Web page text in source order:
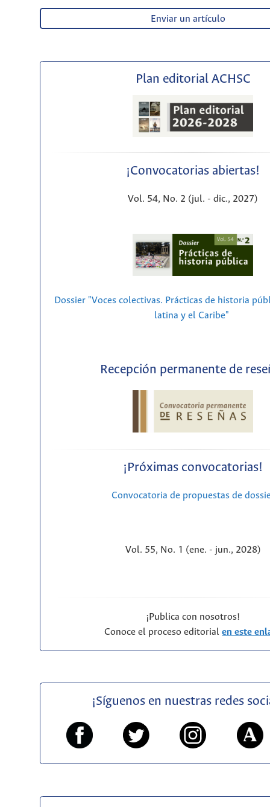
Enviar un artículo
Plan editorial ACHSC
¡Convocatorias abiertas!
Vol. 54, No. 2 (jul. - dic., 2027)
Dossier "Voces colectivas. Prácticas de historia
latina y el Caribe"
Recepción permanente de
¡Próximas convocatorias!
Convocatoria de propuestas de
Vol. 55, No. 1 (ene. - jun., 2028)
¡Publica con nosotros!
Conoce el proceso editorialen este
¡Síguenos en nuestras redes